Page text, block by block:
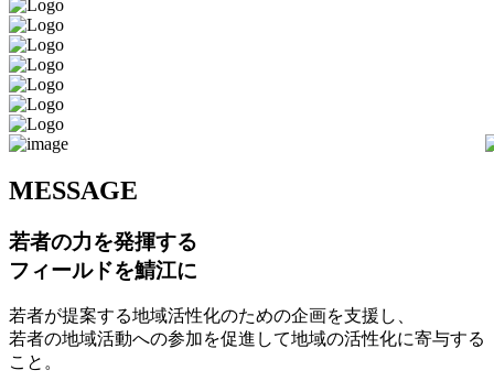
MESSAGE
若者の力を発揮する
フィールドを鯖江に
若者が提案する地域活性化のための企画を支援し、
若者の地域活動への参加を促進して地域の活性化に寄与する
こと。